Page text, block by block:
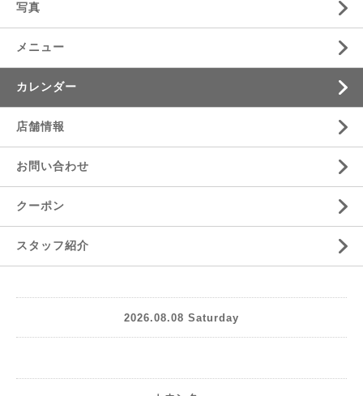
写真
メニュー
カレンダー
店舗情報
お問い合わせ
クーポン
スタッフ紹介
2026.08.08 Saturday